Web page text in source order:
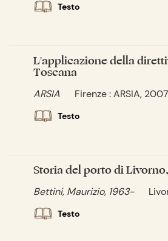
Testo
L'applicazione della
Toscana
ARSIA Firenze : ARSIA, 2007
Testo
Storia del porto di Livorno,
Bettini, Maurizio, 1963-
Testo